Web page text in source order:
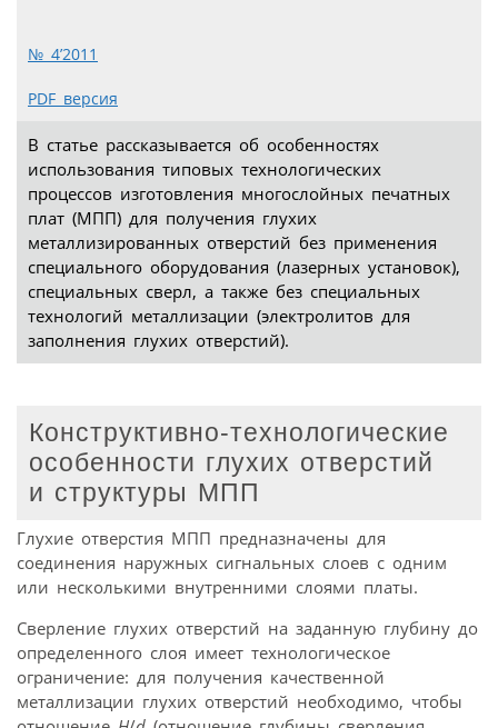
№ 4’2011
PDF версия
В статье рассказывается об особенностях
использования типовых технологических
процессов изготовления многослойных печатных
плат (МПП) для получения глухих
металлизированных отверстий без применения
специального оборудования (лазерных установок),
специальных сверл, а также без специальных
технологий металлизации (электролитов для
заполнения глухих отверстий).
Конструктивно-технологические
особенности глухих отверстий
и структуры МПП
Глухие отверстия МПП предназначены для
соединения наружных сигнальных слоев с одним
или несколькими внутренними слоями платы.
Сверление глухих отверстий на заданную глубину до
определенного слоя имеет технологическое
ограничение: для получения качественной
металлизации глухих отверстий необходимо, чтобы